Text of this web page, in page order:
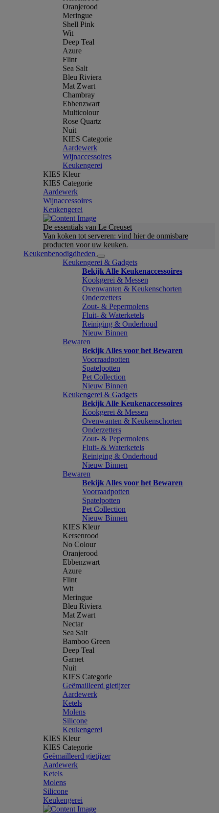
Oranjerood
Meringue
Shell Pink
Wit
Deep Teal
Azure
Flint
Sea Salt
Bleu Riviera
Mat Zwart
Chambray
Ebbenzwart
Multicolour
Rose Quartz
Nuit
KIES Categorie
Aardewerk
Wijnaccessoires
Keukengerei
KIES Kleur
KIES Categorie
Aardewerk
Wijnaccessoires
Keukengerei
De essentials van Le Creuset
Van koken tot serveren: vind hier de onmisbare
producten voor uw keuken.
Keukenbenodigdheden
Keukengerei & Gadgets
Bekijk Alle Keukenaccessoires
Kookgerei & Messen
Ovenwanten & Keukenschorten
Onderzetters
Zout- & Pepermolens
Fluit- & Waterketels
Reiniging & Onderhoud
Nieuw Binnen
Bewaren
Bekijk Alles voor het Bewaren
Voorraadpotten
Spatelpotten
Pet Collection
Nieuw Binnen
Keukengerei & Gadgets
Bekijk Alle Keukenaccessoires
Kookgerei & Messen
Ovenwanten & Keukenschorten
Onderzetters
Zout- & Pepermolens
Fluit- & Waterketels
Reiniging & Onderhoud
Nieuw Binnen
Bewaren
Bekijk Alles voor het Bewaren
Voorraadpotten
Spatelpotten
Pet Collection
Nieuw Binnen
KIES Kleur
Kersenrood
No Colour
Oranjerood
Ebbenzwart
Azure
Flint
Wit
Meringue
Bleu Riviera
Mat Zwart
Nectar
Sea Salt
Bamboo Green
Deep Teal
Garnet
Nuit
KIES Categorie
Geëmailleerd gietijzer
Aardewerk
Ketels
Molens
Silicone
Keukengerei
KIES Kleur
KIES Categorie
Geëmailleerd gietijzer
Aardewerk
Ketels
Molens
Silicone
Keukengerei